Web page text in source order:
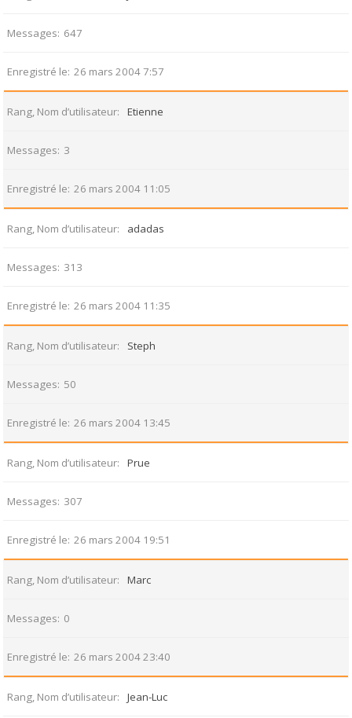
Messages 647
Enregistré le 26 mars 2004 7:57
Rang, Nom d’utilisateur Etienne
Messages 3
Enregistré le 26 mars 2004 11:05
Rang, Nom d’utilisateur adadas
Messages 313
Enregistré le 26 mars 2004 11:35
Rang, Nom d’utilisateur Steph
Messages 50
Enregistré le 26 mars 2004 13:45
Rang, Nom d’utilisateur Prue
Messages 307
Enregistré le 26 mars 2004 19:51
Rang, Nom d’utilisateur Marc
Messages 0
Enregistré le 26 mars 2004 23:40
Rang, Nom d’utilisateur Jean-Luc